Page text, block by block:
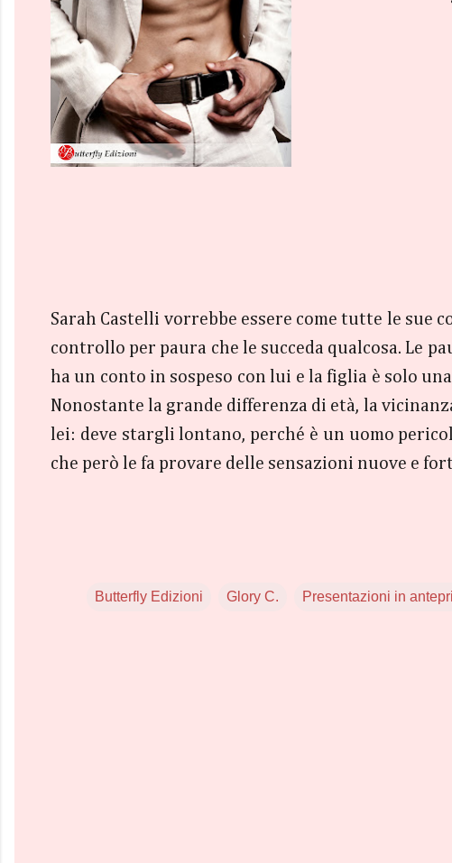
Sarah Castelli vorrebbe essere come tutte le sue
controllo per paura che le succeda qualcosa. Le
ha un conto in sospeso con lui e la figlia è solo
Nonostante la grande differenza di età, la
lei: deve stargli lontano, perché è un uomo
che però le fa provare delle sensazioni nuove e
Butterfly Edizioni Glory C. Presentazioni in